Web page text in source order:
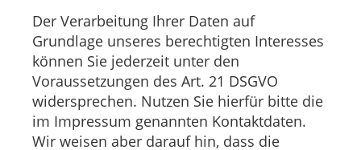
Der Verarbeitung Ihrer Daten auf
Grundlage unseres berechtigten Interesses
können Sie jederzeit unter den
Voraussetzungen des Art. 21 DSGVO
widersprechen. Nutzen Sie hierfür bitte die
im Impressum genannten Kontaktdaten.
Wir weisen aber darauf hin, dass die